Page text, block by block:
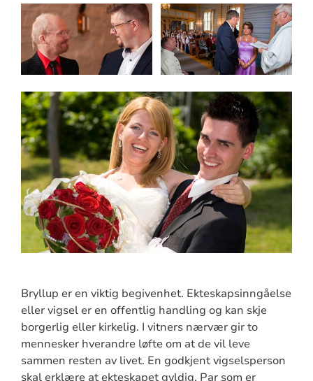
Bryllup er en viktig begivenhet. Ekteskapsinngåelse
eller vigsel er en offentlig handling og kan skje
borgerlig eller kirkelig. I vitners nærvær gir to
mennesker hverandre løfte om at de vil leve
sammen resten av livet. En godkjent vigselsperson
skal erklære at ekteskapet gyldig. Par som er